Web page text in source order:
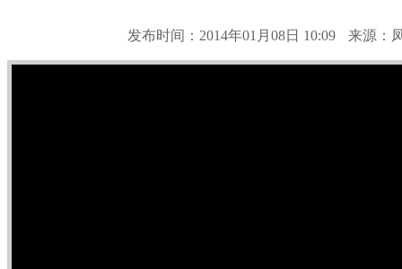
发布时间：2014年01月08日 10:09 来源：